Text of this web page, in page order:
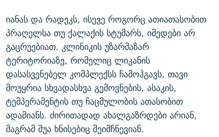
იანას და რადეკს, ისევე როგორც ათიათასობით
პრაღელსა თუ ქალაქის სტუმარს, იმედები არ
გაცრუებიათ. კლინიკის უზარმაზარ
ტერიტორიაზე, რომელიც ლიკანის
დასასვენებელ კომპლექსს ჩამოჰგავს, თავი
მოუყრია სხვადასხვა გემოვნების, ასაკის,
ტემპერამენტის თუ ჩაცმულობის ათასობით
ადამიანს. ძირითადად ახალგაზრდები არიან,
მაგრამ შუა ხნისებიც შეიმჩნევიან.